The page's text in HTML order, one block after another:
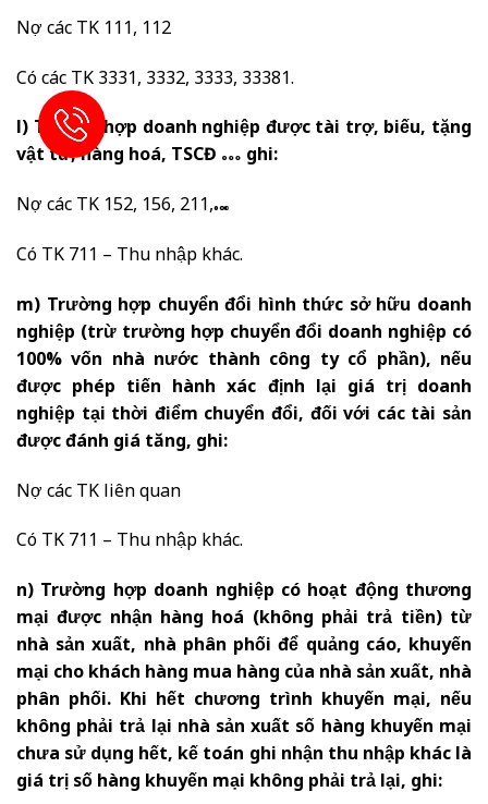
Nợ các TK 111, 112
Có các TK 3331, 3332, 3333, 33381.
l) Trường hợp doanh nghiệp được tài trợ, biếu, tặng
vật tư, hàng hoá, TSCĐ … ghi:
Nợ các TK 152, 156, 211,…
Có TK 711 – Thu nhập khác.
m) Trường hợp chuyển đổi hình thức sở hữu doanh
nghiệp (trừ trường hợp chuyển đổi doanh nghiệp có
100% vốn nhà nước thành công ty cổ phần), nếu
được phép tiến hành xác định lại giá trị doanh
nghiệp tại thời điểm chuyển đổi, đối với các tài sản
được đánh giá tăng, ghi:
Nợ các TK liên quan
Có TK 711 – Thu nhập khác.
n) Trường hợp doanh nghiệp có hoạt động thương
mại được nhận hàng hoá (không phải trả tiền) từ
nhà sản xuất, nhà phân phối để quảng cáo, khuyến
mại cho khách hàng mua hàng của nhà sản xuất, nhà
phân phối. Khi hết chương trình khuyến mại, nếu
không phải trả lại nhà sản xuất số hàng khuyến mại
chưa sử dụng hết, kế toán ghi nhận thu nhập khác là
giá trị số hàng khuyến mại không phải trả lại, ghi: